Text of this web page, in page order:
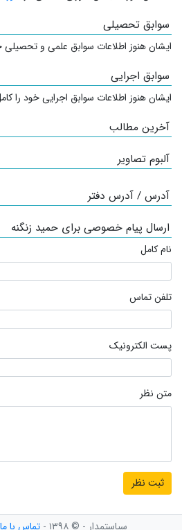
سوابق تحصیلی
ایشان هنوز اطلاعات سوابق علمی و تحصیلی
سوابق اجرایی
ایشان هنوز اطلاعات سوابق اجرایی خود را
آخرین مطالب
آلبوم تصاویر
آدرس / آدرس دفتر
ارسال پیام خصوصی برای حمید زنگنه
نام کامل
تلفن تماس
پست الکترونیک
متن نظر
سیاستمدار - © ۱۳۹۸ - تماس با ما